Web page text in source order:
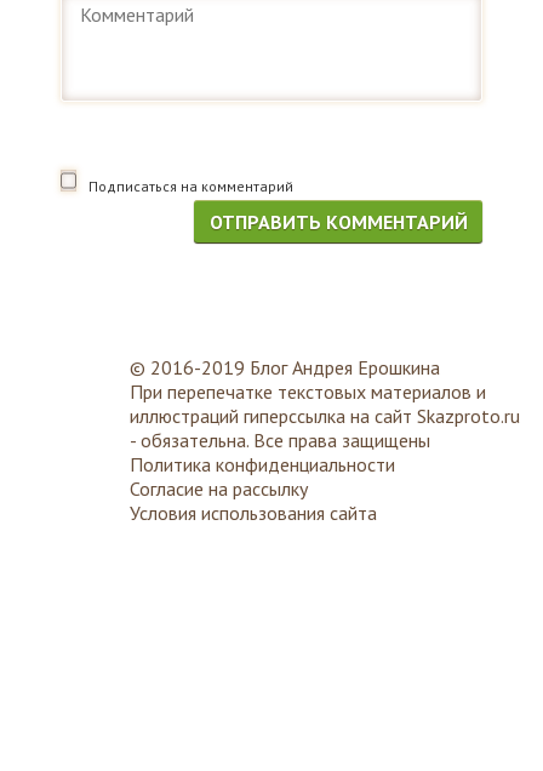
Подписаться на комментарий
© 2016-2019 Блог Андрея Ерошкина
При перепечатке текстовых материалов и
иллюстраций гиперссылка на сайт Skazproto.ru
- обязательна. Все права защищены
Политика конфиденциальности
Согласие на рассылку
Условия использования сайта